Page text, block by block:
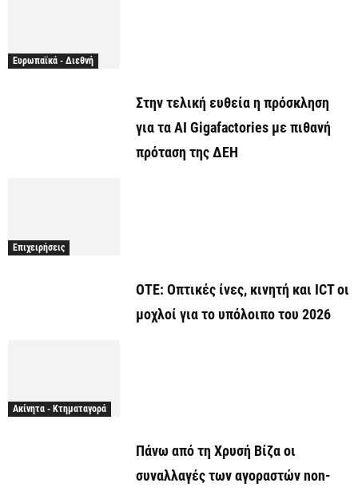
Ευρωπαϊκά - Διεθνή
Στην τελική ευθεία η πρόσκληση
για τα AI Gigafactories με πιθανή
πρόταση της ΔΕΗ
Επιχειρήσεις
ΟΤΕ: Οπτικές ίνες, κινητή και ICT οι
μοχλοί για το υπόλοιπο του 2026
Ακίνητα - Κτηματαγορά
Πάνω από τη Χρυσή Βίζα οι
συναλλαγές των αγοραστών non-